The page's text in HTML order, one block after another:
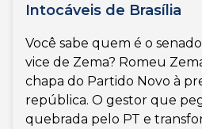
Intocáveis de Brasília
Você sabe quem é o
vice de Zema? Romeu
chapa do Partido Novo à
república. O gestor que
quebrada pelo PT e